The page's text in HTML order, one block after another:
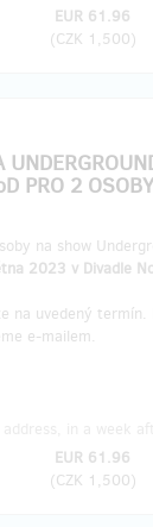
EUR 61.96
(CZK 1,500)
PRO 2 OSOBY
na show
2023 v Divadle
na uvedený termín.
e-mailem.
EUR 61.96
(CZK 1,500)